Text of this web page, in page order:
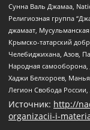
Сунна Валь Джамаа,
Религиозная группа
джамаат,
Крымско-татарский
Челебиджихана, Азов,
Народная самооборона,
Хаджи Белхороев,
Легион Свобода
Источник: http://
organizacii-i-